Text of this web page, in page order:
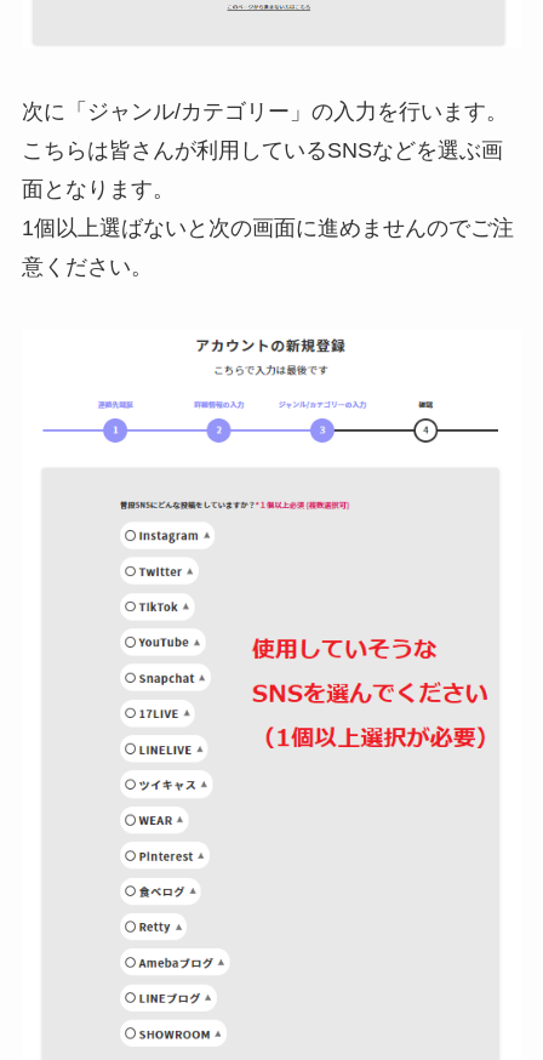
次に「ジャンル/カテゴリー」の入力を行います。
こちらは皆さんが利用しているSNSなどを選ぶ画
面となります。
1個以上選ばないと次の画面に進めませんのでご注
意ください。